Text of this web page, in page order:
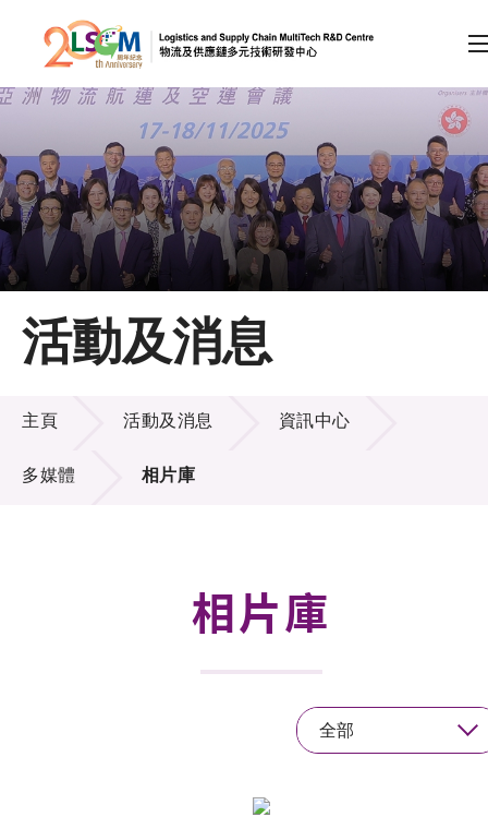
跳到內容（按回車鍵）
會員登入
A A EN 繁 简
主頁
關於LSCM
技術商品化
項目及資助計劃
活動及消息
活動及消息
活動及消息
主頁 活動及消息 資訊中心
多媒體 相片庫
相片庫
全部